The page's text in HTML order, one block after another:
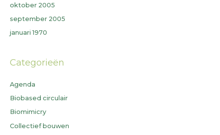
oktober 2005
september 2005
januari 1970
Categorieën
Agenda
Biobased circulair
Biomimicry
Collectief bouwen